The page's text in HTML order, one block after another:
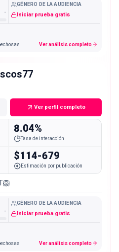
-
GÉNERO DE LA AUDIENCIA
Iniciar prueba gratis
Ver análisis completo
Ver perfil completo
8.04%
Tasa de interacción
$114-679
Estimación por publicación
-
GÉNERO DE LA AUDIENCIA
Iniciar prueba gratis
Ver análisis completo